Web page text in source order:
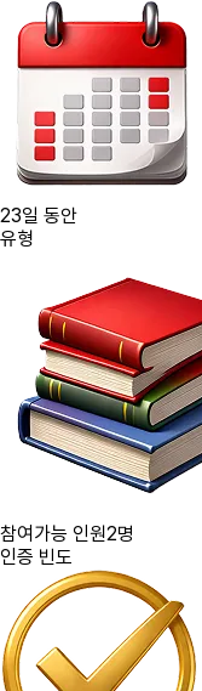
23일 동안
유형
참여가능 인원2명
인증 빈도